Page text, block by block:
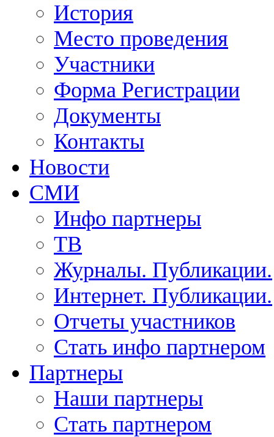
История
Место проведения
Участники
Форма Регистрации
Документы
Контакты
Новости
СМИ
Инфо партнеры
ТВ
Журналы. Публикации.
Интернет. Публикации.
Отчеты участников
Стать инфо партнером
Партнеры
Наши партнеры
Стать партнером